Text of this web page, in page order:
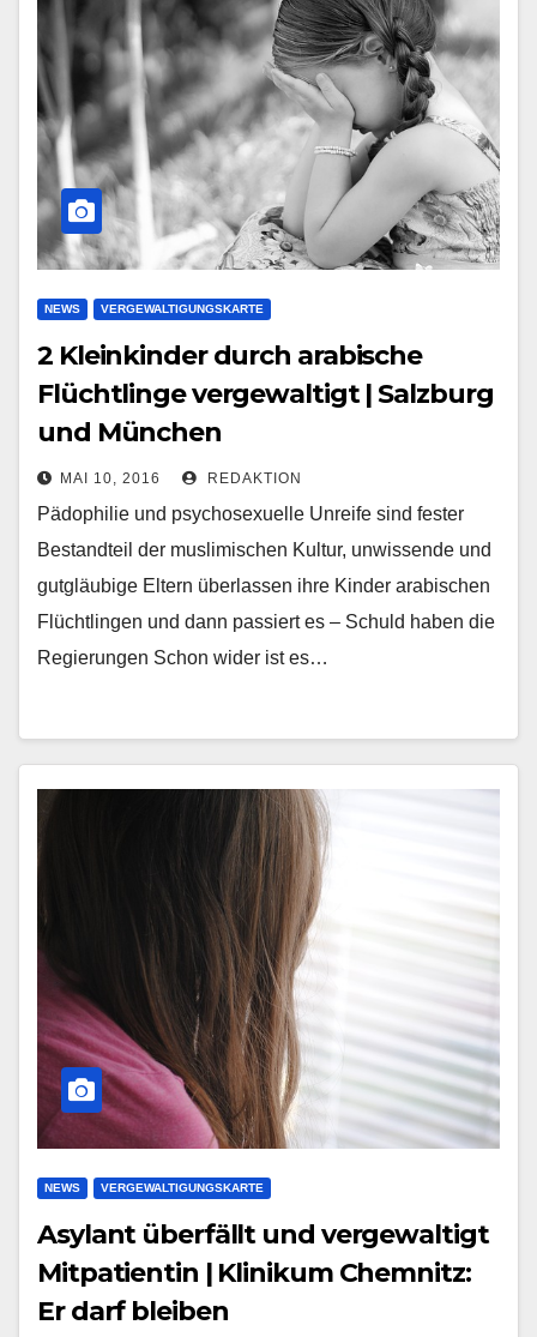
NEWS VERGEWALTIGUNGSKARTE
2 Kleinkinder durch arabische
Flüchtlinge vergewaltigt | Salzburg
und München
MAI 10, 2016 REDAKTION
Pädophilie und psychosexuelle Unreife sind fester
Bestandteil der muslimischen Kultur, unwissende und
gutgläubige Eltern überlassen ihre Kinder arabischen
Flüchtlingen und dann passiert es – Schuld haben die
Regierungen Schon wider ist es…
NEWS VERGEWALTIGUNGSKARTE
Asylant überfällt und vergewaltigt
Mitpatientin | Klinikum Chemnitz:
Er darf bleiben